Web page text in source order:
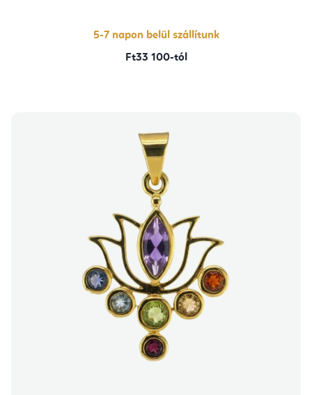
5-7 napon belül szállítunk
Ft33 100-tól